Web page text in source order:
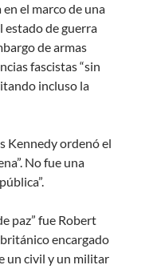
el marco de una
estado de guerra
de armas
fascistas “sin
incluso la
Kennedy ordenó el
No fue una
paz” fue Robert
encargado
un civil y un militar